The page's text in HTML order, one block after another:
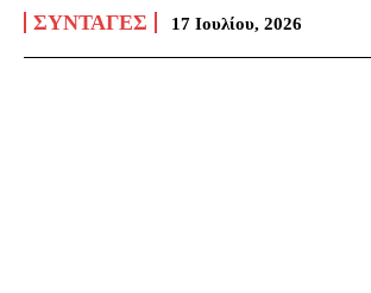
ΣΥΝΤΑΓΈΣ 17 Ιουλίου, 2026